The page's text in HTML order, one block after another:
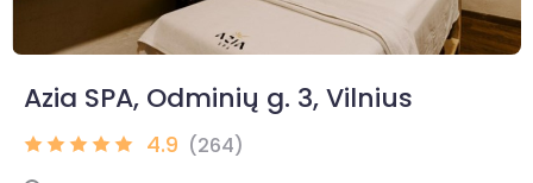
Azia SPA, Odminių g. 3, Vilnius
4.9 (264)